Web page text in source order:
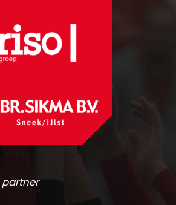
partner